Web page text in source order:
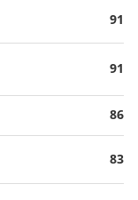
91
91
86
83